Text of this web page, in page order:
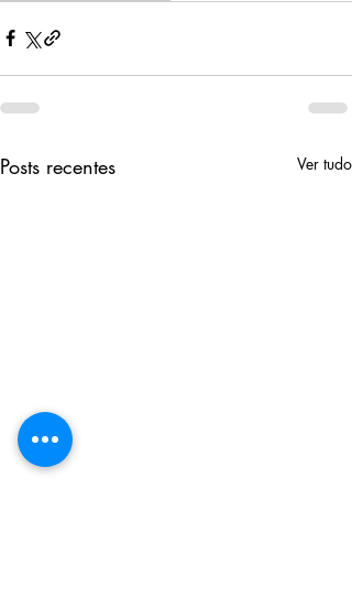
Posts recentes Ver tudo